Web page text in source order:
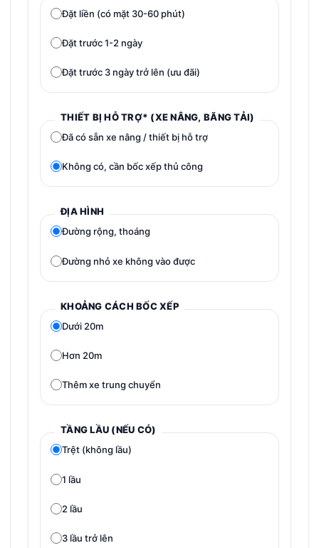
Đặt liền (có mặt 30-60 phút)
Đặt trước 1-2 ngày
Đặt trước 3 ngày trở lên (ưu đãi)
THIẾT BỊ HỖ TRỢ* (XE NÂNG, BĂNG TẢI)
Đã có sẵn xe nâng / thiết bị hỗ trợ
Không có, cần bốc xếp thủ công
ĐỊA HÌNH
Đường rộng, thoáng
Đường nhỏ xe không vào được
KHOẢNG CÁCH BỐC XẾP
Dưới 20m
Hơn 20m
Thêm xe trung chuyển
TẦNG LẦU (NẾU CÓ)
Trệt (không lầu)
1 lầu
2 lầu
3 lầu trở lên